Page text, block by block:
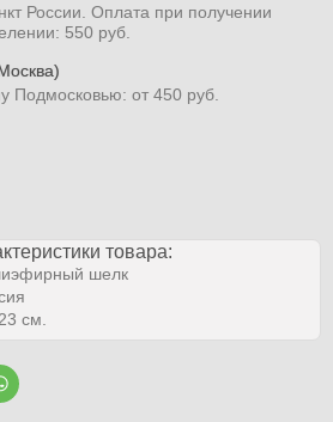
России. Оплата при получении
550 руб.
Подмосковью: от 450 руб.
товара:
шелк
см.